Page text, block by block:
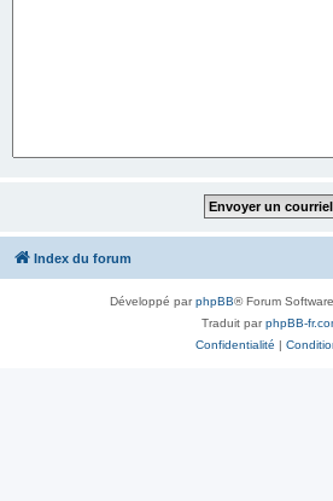
Index du forum
Développé parphpBB® Forum
Traduit parphpBB-
Confidentialité |